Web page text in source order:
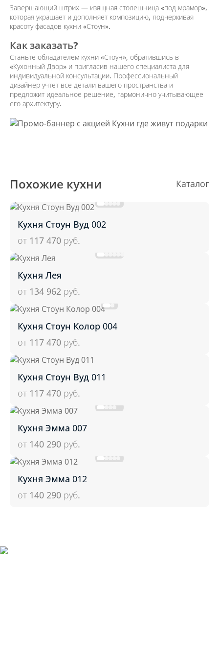
Завершающий штрих — изящная столешница «под мрамор»,
которая украшает и дополняет композицию, подчеркивая
красоту фасадов кухни «Стоун».
Как заказать?
Станьте обладателем кухни «Стоун», обратившись в
«Кухонный Двор» и пригласив нашего специалиста для
индивидуальной консультации. Профессиональный
дизайнер учтет все детали вашего пространства и
предложит идеальное решение, гармонично учитывающее
его архитектуру.
Похожие кухни Каталог
Кухня Стоун Вуд 002
от 117 470 руб.
Кухня Лея
от 134 962 руб.
Кухня Стоун Колор 004
от 117 470 руб.
Кухня Стоун Вуд 011
от 117 470 руб.
Кухня Эмма 007
от 140 290 руб.
Кухня Эмма 012
от 140 290 руб.